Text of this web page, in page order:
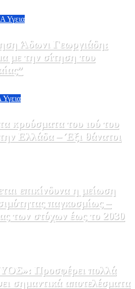
Υγεια
Άδωνι Γεωργιάδη:
με την σίτηση του
Υγεια
κρούσματα του ιού του
Ελλάδα – Έξι θάνατοι
επικίνδυνα η μείωση
παγκοσμίως –
των στόχων έως το 2030
Προσφέρει πολλά
σημαντικά αποτελέσματα